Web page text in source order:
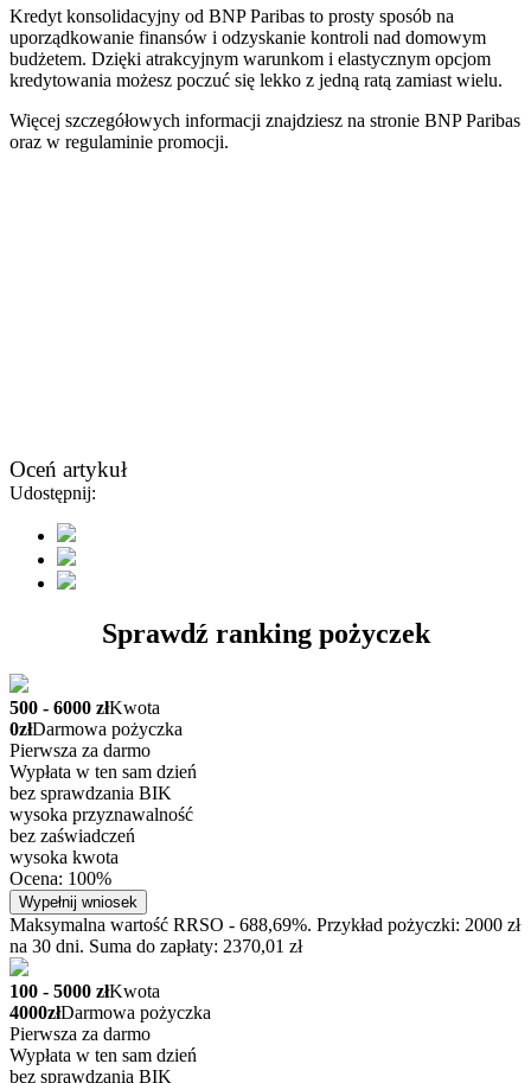
Kredyt konsolidacyjny od BNP Paribas to prosty sposób na
uporządkowanie finansów i odzyskanie kontroli nad domowym
budżetem. Dzięki atrakcyjnym warunkom i elastycznym opcjom
kredytowania możesz poczuć się lekko z jedną ratą zamiast wielu.
Więcej szczegółowych informacji znajdziesz na stronie BNP Paribas
oraz w regulaminie promocji.
Oceń artykuł
Udostępnij:
Sprawdź ranking pożyczek
500 - 6000 złKwota
0złDarmowa pożyczka
Pierwsza za darmo
Wypłata w ten sam dzień
bez sprawdzania BIK
wysoka przyznawalność
bez zaświadczeń
wysoka kwota
Ocena: 100%
Wypełnij wniosek
Maksymalna wartość RRSO - 688,69%. Przykład pożyczki: 2000 zł
na 30 dni. Suma do zapłaty: 2370,01 zł
100 - 5000 złKwota
4000złDarmowa pożyczka
Pierwsza za darmo
Wypłata w ten sam dzień
bez sprawdzania BIK